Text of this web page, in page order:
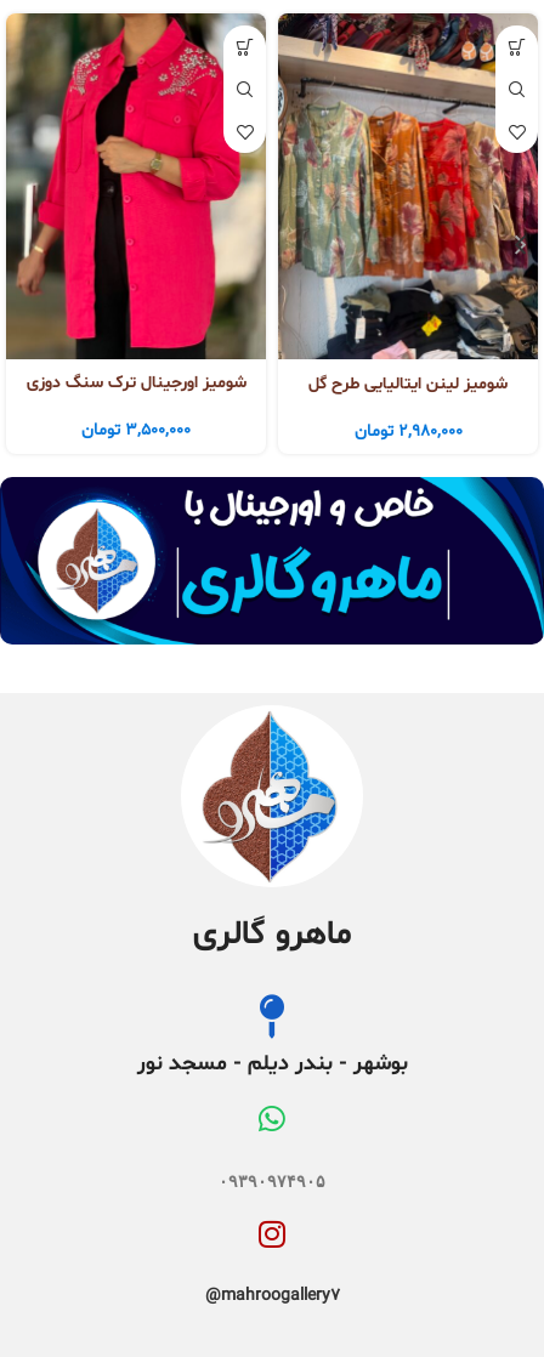
شومیز لینن ایتالیایی طرح گل
2,980,000 تومان
شومیز اورجینال ترک سنگ دوزی
3,500,000 تومان
ماهرو گالری
بوشهر - بندر دیلم - مسجد نور
۰۹۳۹۰۹۷۴۹۰۵
mahroogallery7@